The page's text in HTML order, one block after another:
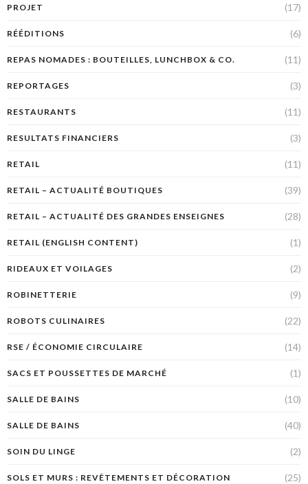
PROJET (17)
RÉÉDITIONS (6)
REPAS NOMADES : BOUTEILLES, LUNCHBOX & CO. (11)
REPORTAGES (3)
RESTAURANTS (11)
RESULTATS FINANCIERS (3)
RETAIL (11)
RETAIL – ACTUALITÉ BOUTIQUES (39)
RETAIL – ACTUALITÉ DES GRANDES ENSEIGNES (28)
RETAIL (ENGLISH CONTENT) (1)
RIDEAUX ET VOILAGES (2)
ROBINETTERIE (9)
ROBOTS CULINAIRES (22)
RSE / ÉCONOMIE CIRCULAIRE (14)
SACS ET POUSSETTES DE MARCHÉ (1)
SALLE DE BAINS (10)
SALLE DE BAINS (40)
SOIN DU LINGE (2)
SOLS ET MURS : REVÊTEMENTS ET DÉCORATION (25)